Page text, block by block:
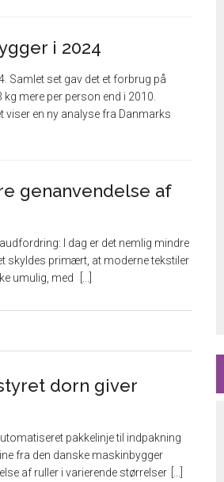
i 2024
Samlet set gav det et forbrug på
mere per person end i 2010.
viser en ny analyse fra Danmarks
genanvendelse af
I dag er det nemlig mindre
skyldes primært, at moderne tekstiler
umulig, med
dorn giver
pakkelinje til indpakning
fra den danske maskinbygger
af ruller i varierende størrelser